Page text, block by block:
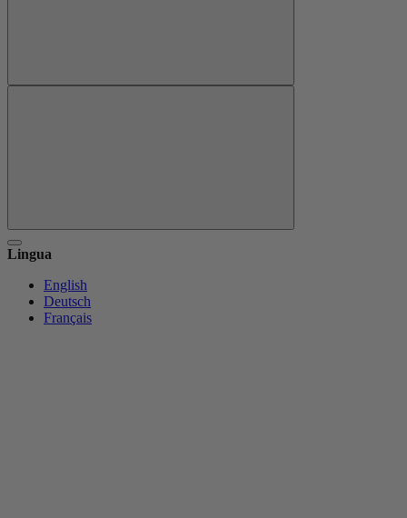
Lingua
English
Deutsch
Français